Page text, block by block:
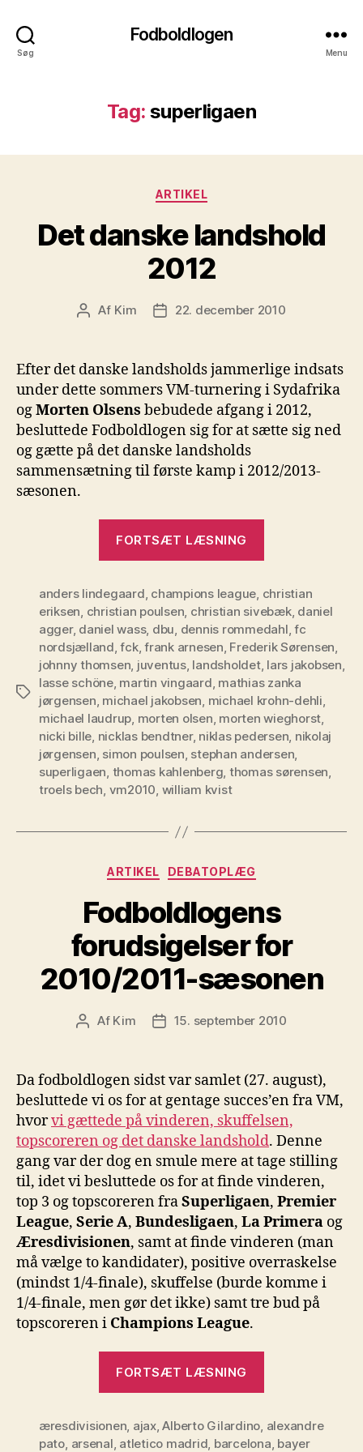
Søg
Fodboldlogen
Menu
Tag: superligaen
Kategorier
ARTIKEL
Det danske landshold
2012
Indlægsforfatter
Af Kim Indlægsdato
22. december 2010
Efter det danske landsholds jammerlige indsats
under dette sommers VM-turnering i Sydafrika
ogMorten Olsens bebudede afgang i 2012,
besluttede Fodboldlogen sig for at sætte sig ned
og gætte på det danske landsholds
sammensætning til første kamp i 2012/2013-
sæsonen.
FORTSÆT LÆSNING
2012”
Tags
anders lindegaard, champions league, christian
eriksen, christian poulsen, christian sivebæk, daniel
agger, daniel wass, dbu, dennis rommedahl,fc
nordsjælland,fck,frank arnesen, Frederik Sørensen,
johnny thomsen, juventus, landsholdet, lars jakobsen,
lasse schöne, martin vingaard, mathias zanka
jørgensen, michael jakobsen, michael krohn-dehli,
michael laudrup, morten olsen, morten wieghorst,
nicki bille, nicklas bendtner, niklas pedersen, nikolaj
jørgensen, simon poulsen, stephan andersen,
superligaen, thomas kahlenberg, thomas sørensen,
troels bech, vm2010, william kvist
Kategorier
ARTIKEL DEBATOPLÆG
Fodboldlogens
forudsigelser for
2010/2011-sæsonen
Indlægsforfatter
Af Kim Indlægsdato
15. september 2010
Da fodboldlogen sidst var samlet (27. august),
besluttede vi os for at gentage succes’en fra VM,
hvorvi gættede på vinderen, skuffelsen,
topscoreren og det danske landshold. Denne
gang var der dog en smule mere at tage stilling
til, idet vi besluttede os for at finde vinderen,
top 3 og topscoreren fraSuperligaen, Premier
League, Serie A, Bundesligaen, La Primera og
Æresdivisionen, samt at finde vinderen (man
må vælge to kandidater), positive overraskelse
(mindst 1/4-finale), skuffelse (burde komme i
1/4-finale, men gør det ikke) samt tre bud på
topscoreren i Champions League.
FORTSÆT LÆSNING
2010/2011-
æresdivisionen, ajax,Alberto Gilardino, alexandre
pato, arsenal, atletico madrid, barcelona, bayer